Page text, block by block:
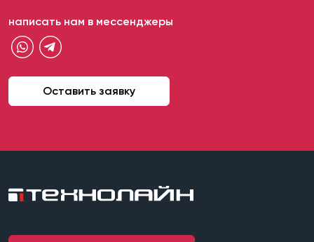
написать нам в мессенджеры
Оставить заявку